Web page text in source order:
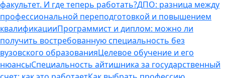
факультет. И где теперь работать?ДПО: разница между
профессиональной переподготовкой и повышением
квалификацииПрограммист и диплом: можно ли
получить востребованную специальность без
вузовского образованияЦелевое обучение и его
нюансыСпециальность айтишника за государственный